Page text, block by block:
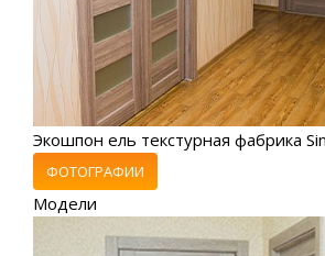
Экошпон ель текстурная фабрика
ФОТОГРАФИИ
Модели